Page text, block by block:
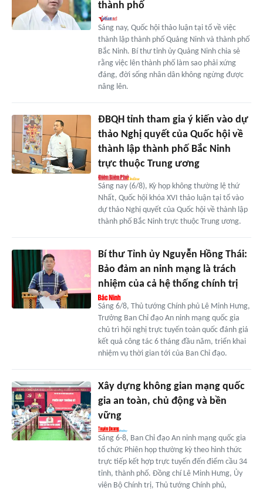
thành phố
Sáng nay, Quốc hội thảo luận tại tổ về việc
thành lập thành phố Quảng Ninh và thành phố
Bắc Ninh. Bí thư tỉnh ủy Quảng Ninh chia sẻ
rằng việc lên thành phố làm sao phải xứng
đáng, đời sống nhân dân không ngừng được
nâng lên.
ĐBQH tỉnh tham gia ý kiến vào dự
thảo Nghị quyết của Quốc hội về
thành lập thành phố Bắc Ninh
trực thuộc Trung ương
Sáng nay (6/8), Kỳ họp không thường lệ thứ
Nhất, Quốc hội khóa XVI thảo luận tại tổ vào
dự thảo Nghị quyết của Quốc hội về thành lập
thành phố Bắc Ninh trực thuộc Trung ương.
Bí thư Tỉnh ủy Nguyễn Hồng Thái:
Bảo đảm an ninh mạng là trách
nhiệm của cả hệ thống chính trị
Sáng 6/8, Thủ tướng Chính phủ Lê Minh Hưng,
Trưởng Ban Chỉ đạo An ninh mạng quốc gia
chủ trì hội nghị trực tuyến toàn quốc đánh giá
kết quả công tác 6 tháng đầu năm, triển khai
nhiệm vụ thời gian tới của Ban Chỉ đạo.
Xây dựng không gian mạng quốc
gia an toàn, chủ động và bền
vững
Sáng 6-8, Ban Chỉ đạo An ninh mạng quốc gia
tổ chức Phiên họp thường kỳ theo hình thức
trực tiếp kết hợp trực tuyến đến điểm cầu 34
tỉnh, thành phố. Đồng chí Lê Minh Hưng, Ủy
viên Bộ Chính trị, Thủ tướng Chính phủ,